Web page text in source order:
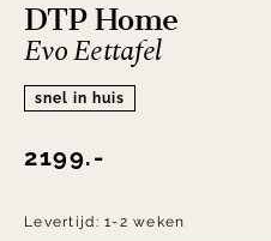
DTP Home
Evo Eettafel
snel in huis
2199.-
Levertijd:1-2 weken